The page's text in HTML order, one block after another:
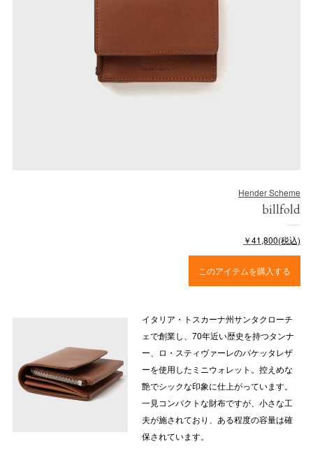
Hender Scheme
billfold
￥41,800(税込)
このアイテムを購入する
イタリア・トスカーナ州サンタクローチ
ェで創業し、70年近い歴史を持つタンナ
ー、ロ・スティヴァーレのバケッタレザ
ーを使用したミニウォレット。控えめな
艶でシックな印象に仕上がっています。
一見コンパクトな財布ですが、小さな工
夫が施されており、ある程度の容量は確
保されています。